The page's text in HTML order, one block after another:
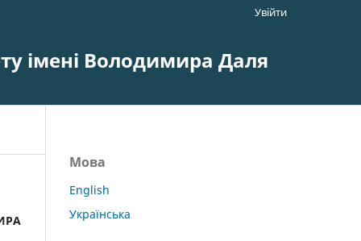
імені Володимира Даля
Увійти
Мова
English
Українська